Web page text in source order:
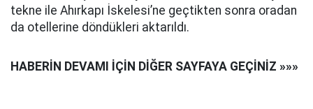
tekne ile Ahırkapı İskelesi’ne geçtikten sonra oradan
da otellerine döndükleri aktarıldı.
HABERİN DEVAMI İÇİN DİĞER SAYFAYA GEÇİNİZ »»»